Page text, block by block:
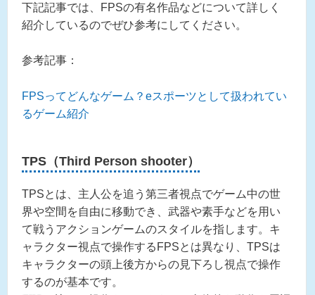
下記記事では、FPSの有名作品などについて詳しく
紹介しているのでぜひ参考にしてください。
参考記事：
FPSってどんなゲーム？eスポーツとして扱われてい
るゲーム紹介
TPS（Third Person shooter）
TPSとは、主人公を追う第三者視点でゲーム中の世
界や空間を自由に移動でき、武器や素手などを用い
て戦うアクションゲームのスタイルを指します。キ
ャラクター視点で操作するFPSとは異なり、TPSは
キャラクターの頭上後方からの見下ろし視点で操作
するのが基本です。